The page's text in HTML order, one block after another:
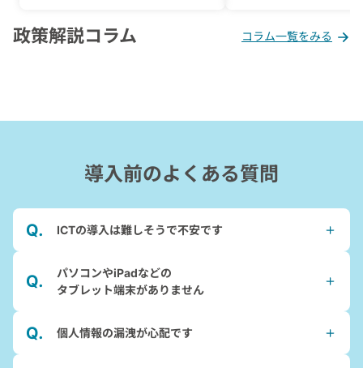
政策解説コラム コラム一覧をみる
導入前のよくある質問
ICTの導入は難しそうで不安です
パソコンやiPadなどの
タブレット端末がありません
個人情報の漏洩が心配です